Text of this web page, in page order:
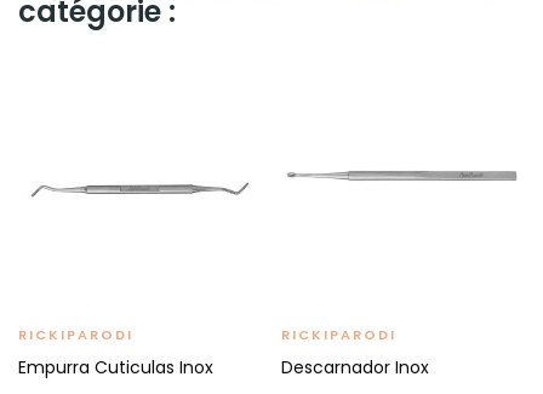
catégorie :
RICKIPARODI
Empurra Cuticulas Inox
RICKIPARODI
Descarnador Inox